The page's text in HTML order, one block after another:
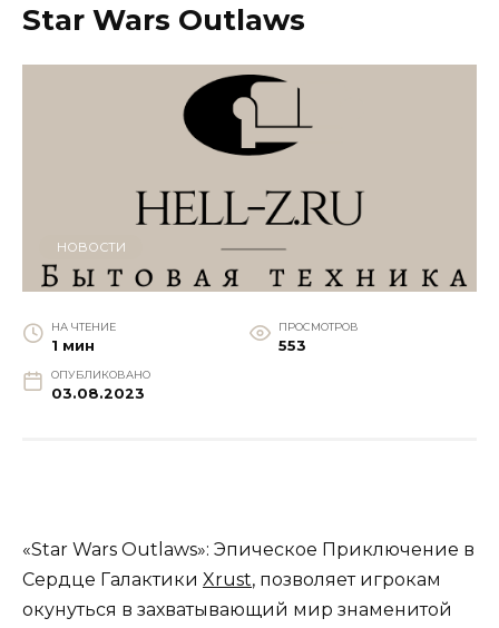
Star Wars Outlaws
НОВОСТИ
НА ЧТЕНИЕ
1 мин
ПРОСМОТРОВ
553
ОПУБЛИКОВАНО
03.08.2023
«Star Wars Outlaws»: Эпическое Приключение в
Сердце Галактики Xrust, позволяет игрокам
окунуться в захватывающий мир знаменитой